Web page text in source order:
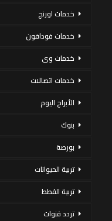
خدمات اورنج
خدمات فودافون
خدمات وى
خدمات اتصالات
الأبراج اليوم
بنوك
بورصة
تربية الحيوانات
تربية القطط
تردد قنوات